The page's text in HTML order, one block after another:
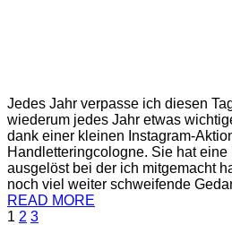
Jedes Jahr verpasse ich diesen
wiederum jedes Jahr etwas
dank einer kleinen Instagram-
Handletteringcologne. Sie hat eine
ausgelöst bei der ich mitgemacht
noch viel weiter schweifende
READ MORE
1 2 3